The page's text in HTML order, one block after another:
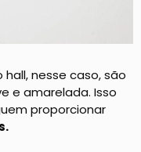
nesse caso, são
e amarelada. Isso
proporcionar